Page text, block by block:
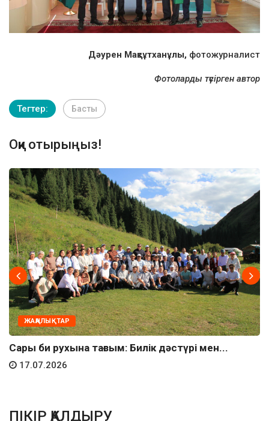
Дәурен Мақсұтханұлы, фотожурналист
Фотоларды түсірген автор
Тегтер: Басты
Оқи отырыңыз!
ЖАҢАЛЫҚТАР
Сары би рухына тағзым: Билік дәстүрі мен...
17.07.2026
ПІКІР ҚАЛДЫРУ